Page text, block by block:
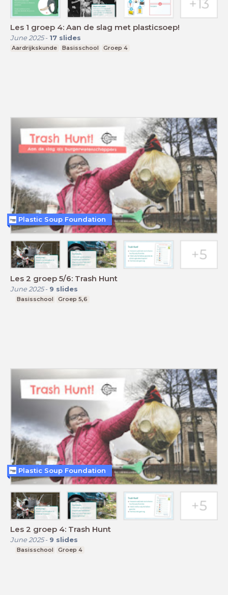
Les 1 groep 4: Aan de slag met plasticsoep!
June 2025- 17 slides
Aardrijkskunde Basisschool Groep 4
Les 2 groep 5/6: Trash Hunt
June 2025- 9 slides
Basisschool Groep 5,6
Plastic Soup Foundation
Les 2 groep 4: Trash Hunt
June 2025- 9 slides
Basisschool Groep 4
Plastic Soup Foundation